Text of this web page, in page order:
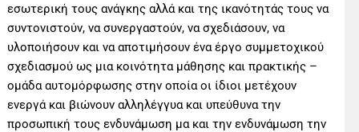
εσωτερική τους ανάγκης αλλά και της ικανότητάς τους να
συντονιστούν, να συνεργαστούν, να σχεδιάσουν, να
υλοποιήσουν και να αποτιμήσουν ένα έργο συμμετοχικού
σχεδιασμού ως μια κοινότητα μάθησης και πρακτικής –
ομάδα αυτομόρφωσης στην οποία οι ίδιοι μετέχουν
ενεργά και βιώνουν αλληλέγγυα και υπεύθυνα την
προσωπική τους ενδυνάμωση μα και την ενδυνάμωση την